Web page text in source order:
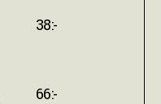
38:-
66:-